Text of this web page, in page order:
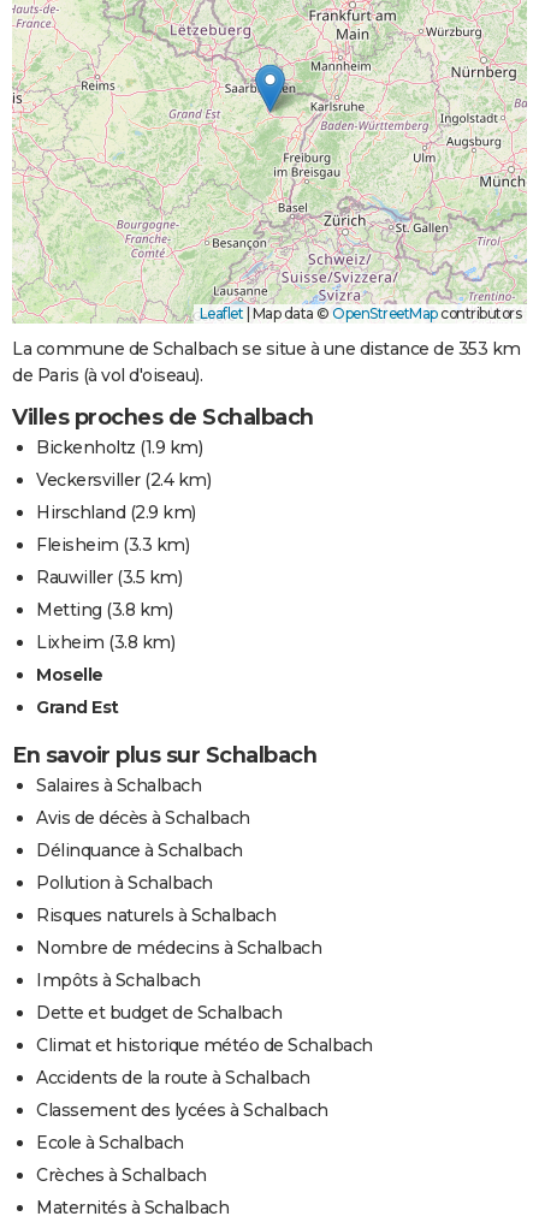
Leaflet Map data © OpenStreetMapcontributors
La commune de Schalbach se situe à une distance de 353 km
de Paris (à vol d'oiseau).
Villes proches de Schalbach
Bickenholtz (1.9 km)
Veckersviller(2.4 km)
Hirschland (2.9 km)
Fleisheim (3.3 km)
Rauwiller(3.5 km)
Metting (3.8 km)
Lixheim (3.8 km)
Moselle
Grand Est
En savoir plus sur Schalbach
Salaires à Schalbach
Avis de décès à Schalbach
Délinquance à Schalbach
Pollution à Schalbach
Risques naturels à Schalbach
Nombre de médecins à Schalbach
Impôts à Schalbach
Dette et budget de Schalbach
Climat et historique météo de Schalbach
Accidents de la route à Schalbach
Classement des lycées à Schalbach
Ecole à Schalbach
Crèches à Schalbach
Maternités à Schalbach